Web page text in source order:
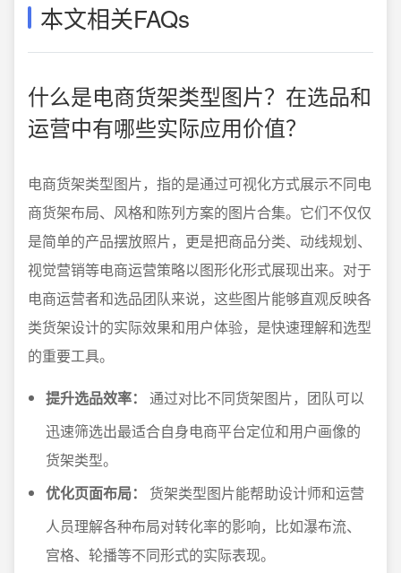
本文相关FAQs
什么是电商货架类型图片？在选品和
运营中有哪些实际应用价值？
电商货架类型图片，指的是通过可视化方式展示不同电
商货架布局、风格和陈列方案的图片合集。它们不仅仅
是简单的产品摆放照片，更是把商品分类、动线规划、
视觉营销等电商运营策略以图形化形式展现出来。对于
电商运营者和选品团队来说，这些图片能够直观反映各
类货架设计的实际效果和用户体验，是快速理解和选型
的重要工具。
提升选品效率：
通过对比不同货架图片，团队可以
迅速筛选出最适合自身电商平台定位和用户画像的
货架类型。
优化页面布局：
货架类型图片能帮助设计师和运营
人员理解各种布局对转化率的影响，比如瀑布流、
宫格、轮播等不同形式的实际表现。